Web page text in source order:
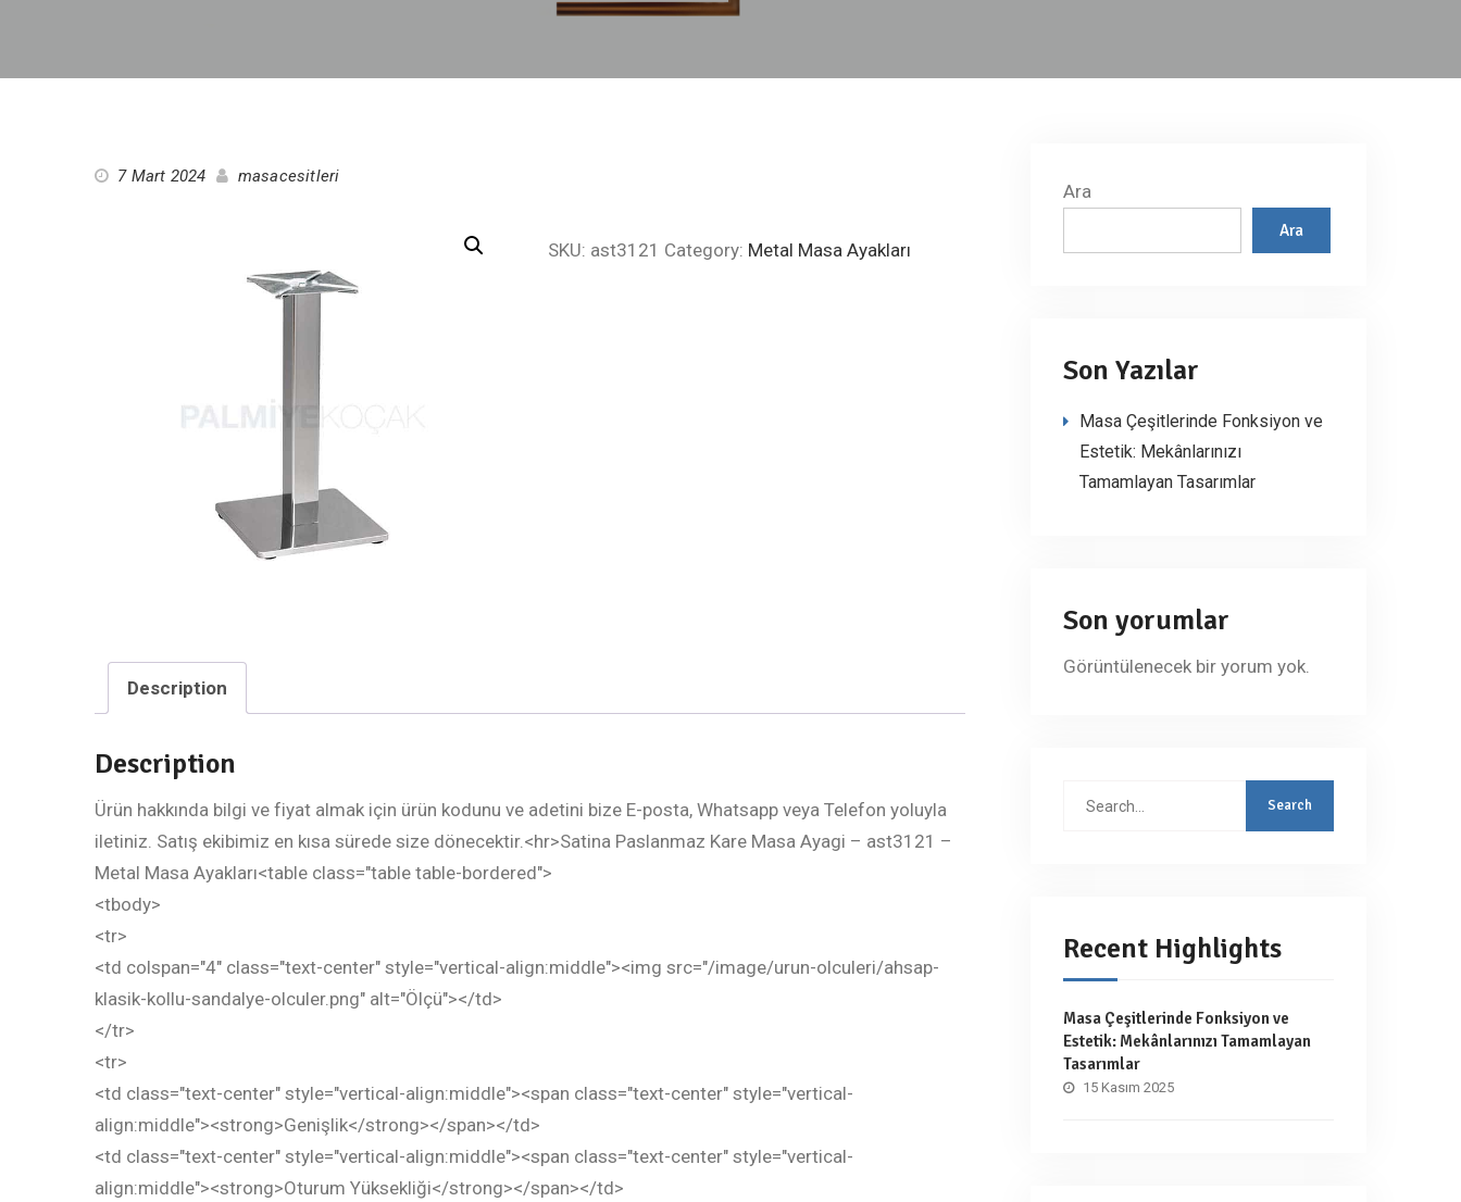
7 Mart 2024 masacesitleri
SKU: ast3121 Category: Metal Masa Ayakları
Description
Description
Ürün hakkında bilgi ve fiyat almak için ürün kodunu ve adetini bize E-posta, Whatsapp veya Telefon yoluyla
iletiniz. Satış ekibimiz en kısa sürede size dönecektir.<hr>Satina Paslanmaz Kare Masa Ayagi – ast3121 –
Metal Masa Ayakları<table class="table table-bordered">
<tbody>
<tr>
<td colspan="4" class="text-center" style="vertical-align:middle"><img src="/image/urun-olculeri/ahsap-
klasik-kollu-sandalye-olculer.png" alt="Ölçü"></td>
</tr>
<tr>
<td class="text-center" style="vertical-align:middle"><span class="text-center" style="vertical-
align:middle"><strong>Genişlik</strong></span></td>
<td class="text-center" style="vertical-align:middle"><span class="text-center" style="vertical-
align:middle"><strong>Oturum Yüksekliği</strong></span></td>
Ara
Ara
Son Yazılar
Masa Çeşitlerinde Fonksiyon ve
Estetik: Mekânlarınızı
Tamamlayan Tasarımlar
Son yorumlar
Görüntülenecek bir yorum yok.
Search
Recent Highlights
Masa Çeşitlerinde Fonksiyon ve
Estetik: Mekânlarınızı Tamamlayan
Tasarımlar
15 Kasım 2025